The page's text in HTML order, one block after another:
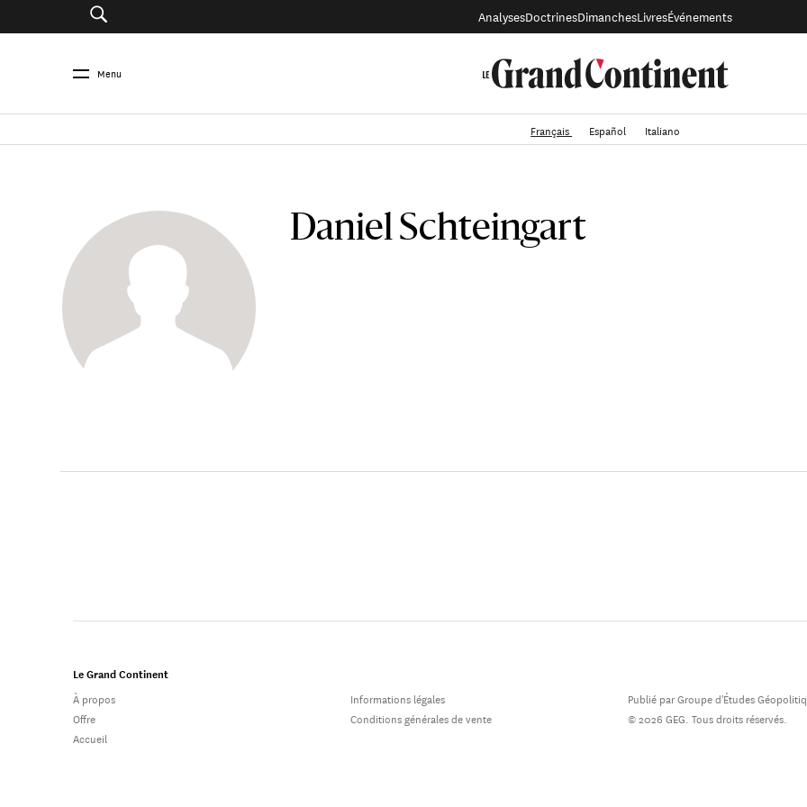
AnalysesDoctrinesDimanchesLivresÉvénements
Menu
Français Español Italiano
Daniel Schteingart
Le Grand Continent
À propos
Offre
Accueil
Informations légales
Conditions générales de vente
Publié par Groupe d'Études
© 2026 GEG. Tous droits réservés.